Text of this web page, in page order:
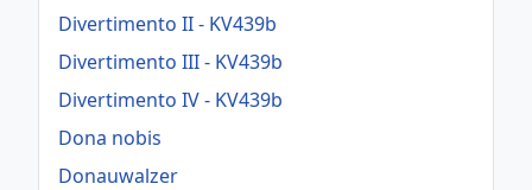
Divertimento II - KV439b
Divertimento III - KV439b
Divertimento IV - KV439b
Dona nobis
Donauwalzer